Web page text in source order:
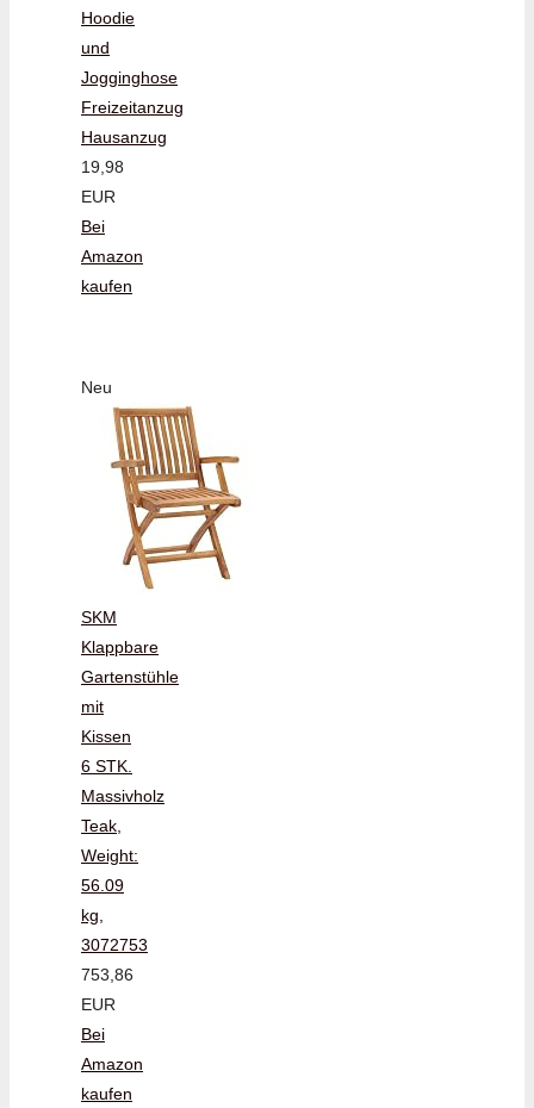
Hoodie
und
Jogginghose
Freizeitanzug
Hausanzug
19,98
EUR
Bei
Amazon
kaufen
Neu
SKM
Klappbare
Gartenstühle
mit
Kissen
6 STK.
Massivholz
Teak,
Weight:
56.09
kg,
3072753
753,86
EUR
Bei
Amazon
kaufen